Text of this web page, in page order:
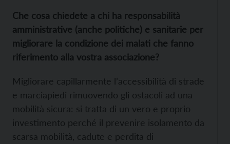
Che cosa chiedete a chi ha responsabilità
amministrative (anche politiche) e sanitarie per
migliorare la condizione dei malati che fanno
riferimento alla vostra associazione?
Migliorare capillarmente l’accessibilità di strade
e marciapiedi rimuovendo gli ostacoli ad una
mobilità sicura: si tratta di un vero e proprio
investimento perché il prevenire isolamento da
scarsa mobilità, cadute e perdita di